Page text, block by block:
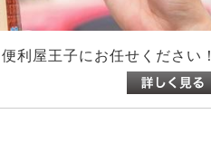
利屋王子にお任せください！